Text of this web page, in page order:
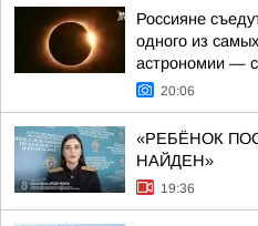
Россияне
одного из
астрономии —
20:06
«РЕБЁНОК
НАЙДЕН»
19:36